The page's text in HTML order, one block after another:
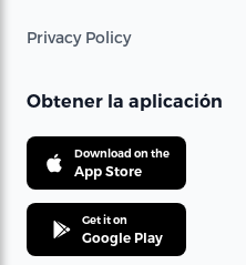
Privacy Policy
Obtener la aplicación
Download on the
App Store
Get it on
Google Play